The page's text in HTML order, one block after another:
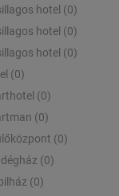
hotel (0)
hotel (0)
hotel (0)
(0)
(0)
(0)
(0)
(0)
(0)